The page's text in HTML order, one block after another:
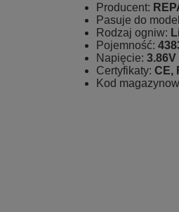
Producent:
Pasuje do
Rodzaj ogniw:
Pojemność:
Napięcie: 3.86V
Certyfikaty: CE,
Kod